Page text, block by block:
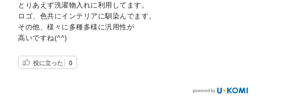
とりあえず洗濯物入れに利用してます。
ロゴ、色共にインテリアに馴染んでます。
その他、様々に多種多様に汎用性が
高いですね(^^)
役に立った 0